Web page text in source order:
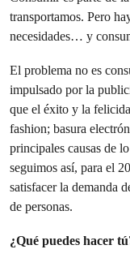
transportamos. Pero
necesidades… y
El problema no es
impulsado por la
que el éxito y la
fashion; basura
principales causas de
seguimos así, para el
satisfacer la demanda
de personas.
¿Qué puedes hacer